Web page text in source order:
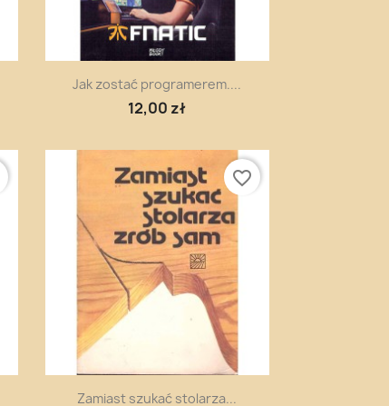
Szybki podgląd
Jak zostać programerem....
12,00 zł
Szybki podgląd
Zamiast szukać stolarza...
favorite_border